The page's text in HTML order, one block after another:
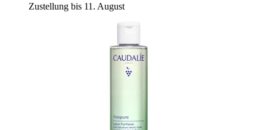
Zustellung bis 11. August